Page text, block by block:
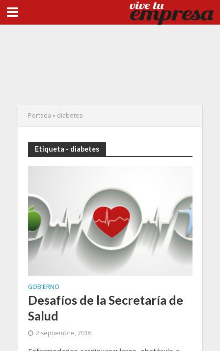
Portada » diabetes
Etiqueta - diabetes
GOBIERNO
Desafíos de la Secretaría de
Salud
2 septiembre, 2016